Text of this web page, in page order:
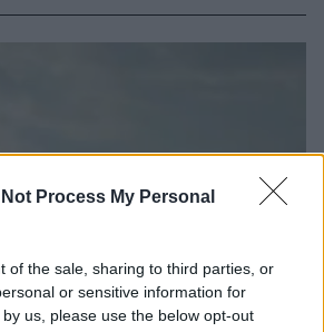
Not Process My Personal
of the sale, sharing to third parties, or
or sensitive information for
us, please use the below opt-out